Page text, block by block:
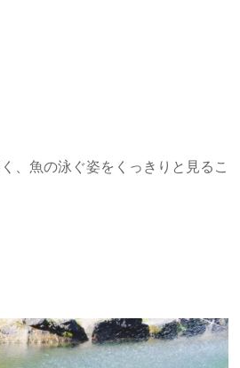
、魚の泳ぐ姿をくっきりと見るこ